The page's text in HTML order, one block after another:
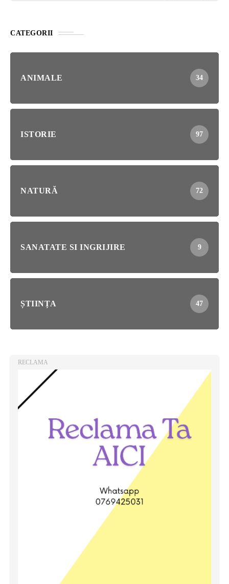
CATEGORII
ANIMALE 34
ISTORIE 97
NATURĂ 72
SANATATE SI INGRIJIRE 9
ȘTIINȚA 47
RECLAMA